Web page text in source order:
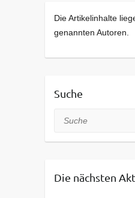
Die Artikelinhalte
genannten Autoren.
Suche
Suche
Die nächsten